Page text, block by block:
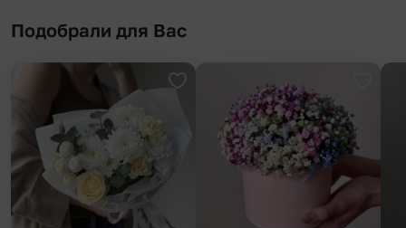
Подобрали для Вас
Добавить в избранное